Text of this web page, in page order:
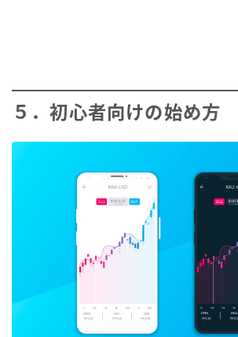
５．初心者向けの始め方